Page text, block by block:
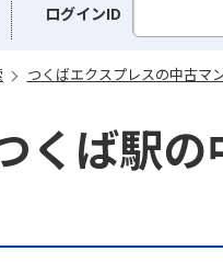
ログインID
つくばエクスプレスの中古マ
くば駅